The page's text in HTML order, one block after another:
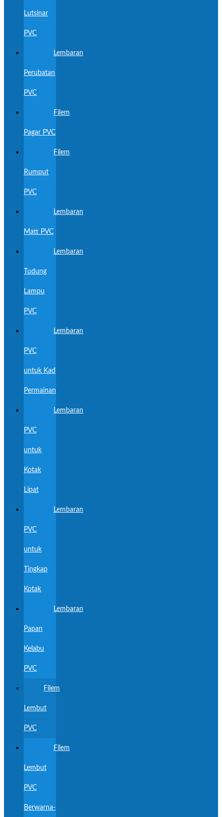
Lutsinar
PVC
Lembaran
Perubatan
PVC
Filem
Pagar PVC
Filem
Rumput
PVC
Lembaran
Matt PVC
Lembaran
Tudung
Lampu
PVC
Lembaran
PVC
untuk Kad
Permainan
Lembaran
PVC
untuk
Kotak
Lipat
Lembaran
PVC
untuk
Tingkap
Kotak
Lembaran
Papan
Kelabu
PVC
Filem
Lembut
PVC
Filem
Lembut
PVC
Berwarna-